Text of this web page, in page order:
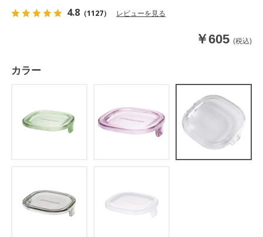
4.8 （1127） レビューを見る
￥605 (税込)
カラー